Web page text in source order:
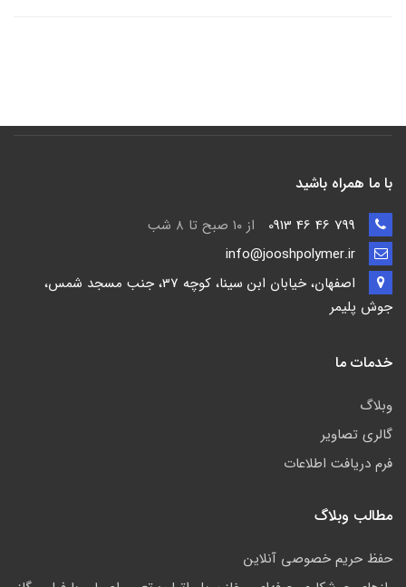
با ما همراه باشید
از ۱۰ صبح تا ۸ شب
اصفهان، خیابان ابن سینا، کوچه 37، جنب مسجد شمس،
جوش پلیمر
خدمات ما
وبلاگ
گالری تصاویر
فرم دریافت اطلاعات
مطالب وبلاگ
حفظ حریم خصوصی آنلاین